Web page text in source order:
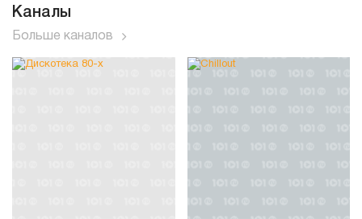
Каналы
Больше каналов